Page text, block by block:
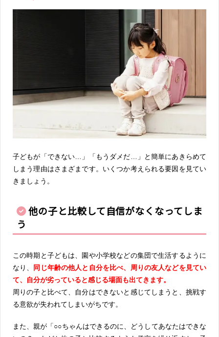
子どもが「できない…」「もうダメだ…」と簡単にあきらめて
しまう理由はさまざまです。いくつか考えられる要因を見てい
きましょう。
他の子と比較して自信がなくなってしま
う
この時期と子どもは、園や小学校などの集団で生活するように
なり、 同じ年齢の他人と自分を比べ、周りの友人などを見てい
て、自分が劣っていると感じる場面も出てきます。
周りの子と比べて、自分はできないと感じてしまうと、挑戦す
る意欲が失われてしまいがちです。
また、親が「○○ちゃんはできるのに、どうしてあなたはできな